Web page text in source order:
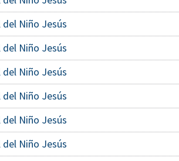
Niño Jesús
Niño Jesús
Niño Jesús
Niño Jesús
Niño Jesús
Niño Jesús